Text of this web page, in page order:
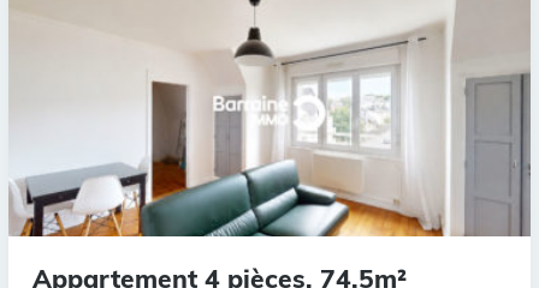
Appartement 4 pièces, 74.5m²